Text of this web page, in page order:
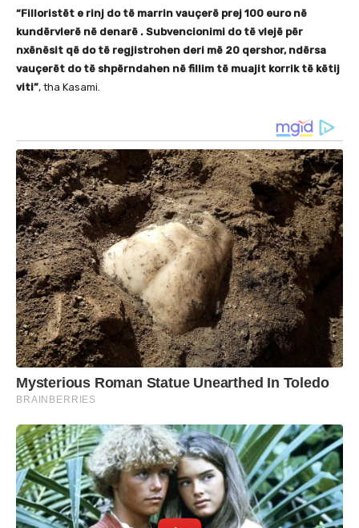
“Filloristët e rinj do të marrin vauçerë prej 100 euro në
kundërvlerë në denarë . Subvencionimi do të vlejë për
nxënësit që do të regjistrohen deri më 20 qershor, ndërsa
vauçerët do të shpërndahen në fillim të muajit korrik të këtij
viti”, tha Kasami.